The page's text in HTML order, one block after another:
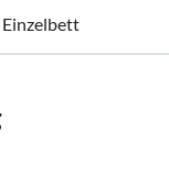
Einzelbett